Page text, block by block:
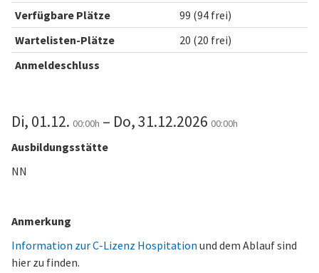
Verfügbare Plätze
99 (94 frei)
Wartelisten-Plätze
20 (20 frei)
Anmeldeschluss
Di, 01.12. 00:00h – Do, 31.12.2026 00:00h
Ausbildungsstätte
NN
Anmerkung
Information zur C-Lizenz Hospitation und dem Ablauf sind
hier zu finden.